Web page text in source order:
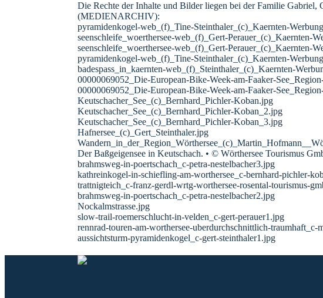
Die Rechte der Inhalte und Bilder liegen bei der Familie
(MEDIENARCHIV):
pyramidenkogel-web_(f)_Tine-Steinthaler_(c)_Kaernten-
seenschleife_woerthersee-web_(f)_Gert-Perauer_(c)_Kaernten-
seenschleife_woerthersee-web_(f)_Gert-Perauer_(c)_Kaernten-
pyramidenkogel-web_(f)_Tine-Steinthaler_(c)_Kaernten-
badespass_in_kaernten-web_(f)_Steinthaler_(c)_Kaernten-
00000069052_Die-European-Bike-Week-am-Faaker-
00000069052_Die-European-Bike-Week-am-Faaker-
Keutschacher_See_(c)_Bernhard_Pichler-Koban.jpg
Keutschacher_See_(c)_Bernhard_Pichler-Koban_2.jpg
Keutschacher_See_(c)_Bernhard_Pichler-Koban_3.jpg
Hafnersee_(c)_Gert_Steinthaler.jpg
Der Baßgeigensee in Keutschach. • © Wörthersee Tourismus
brahmsweg-in-poertschach_c-petra-nestelbacher3.jpg
kathreinkogel-in-schiefling-am-worthersee_c-bernhard-pichler-
trattnigteich_c-franz-gerdl-wrtg-worthersee-rosental-tourismus-
brahmsweg-in-poertschach_c-petra-nestelbacher2.jpg
Nockalmstrasse.jpg
slow-trail-roemerschlucht-in-velden_c-gert-perauer1.jpg
rennrad-touren-am-worthersee-uberdurchschnittlich-
aussichtsturm-pyramidenkogel_c-gert-steinthaler1.jpg